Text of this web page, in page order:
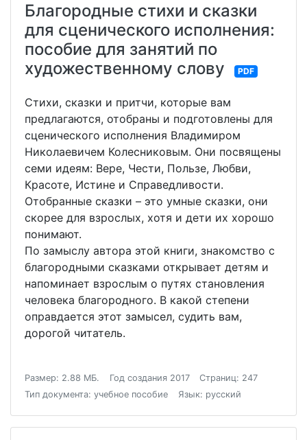
Благородные стихи и сказки
для сценического исполнения:
пособие для занятий по
художественному слову
PDF
Стихи, сказки и притчи, которые вам
предлагаются, отобраны и подготовлены для
сценического исполнения Владимиром
Николаевичем Колесниковым. Они посвящены
семи идеям: Вере, Чести, Пользе, Любви,
Красоте, Истине и Справедливости.
Отобранные сказки – это умные сказки, они
скорее для взрослых, хотя и дети их хорошо
понимают.
По замыслу автора этой книги, знакомство с
благородными сказками открывает детям и
напоминает взрослым о путях становления
человека благородного. В какой степени
оправдается этот замысел, судить вам,
дорогой читатель.
Размер: 2.88 МБ. Год создания 2017
Страниц: 247
Тип документа: учебное пособие
Язык: русский